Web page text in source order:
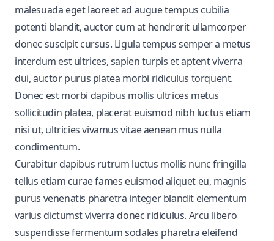
malesuada eget laoreet ad augue tempus cubilia
potenti blandit, auctor cum at hendrerit ullamcorper
donec suscipit cursus. Ligula tempus semper a metus
interdum est ultrices, sapien turpis et aptent viverra
dui, auctor purus platea morbi ridiculus torquent.
Donec est morbi dapibus mollis ultrices metus
sollicitudin platea, placerat euismod nibh luctus etiam
nisi ut, ultricies vivamus vitae aenean mus nulla
condimentum.
Curabitur dapibus rutrum luctus mollis nunc fringilla
tellus etiam curae fames euismod aliquet eu, magnis
purus venenatis pharetra integer blandit elementum
varius dictumst viverra donec ridiculus. Arcu libero
suspendisse fermentum sodales pharetra eleifend